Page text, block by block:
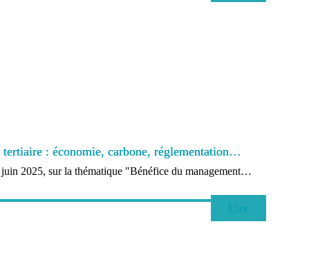
tertiaire : économie, carbone, réglementation…
2025, sur la thématique "Bénéfice du management…
Lire